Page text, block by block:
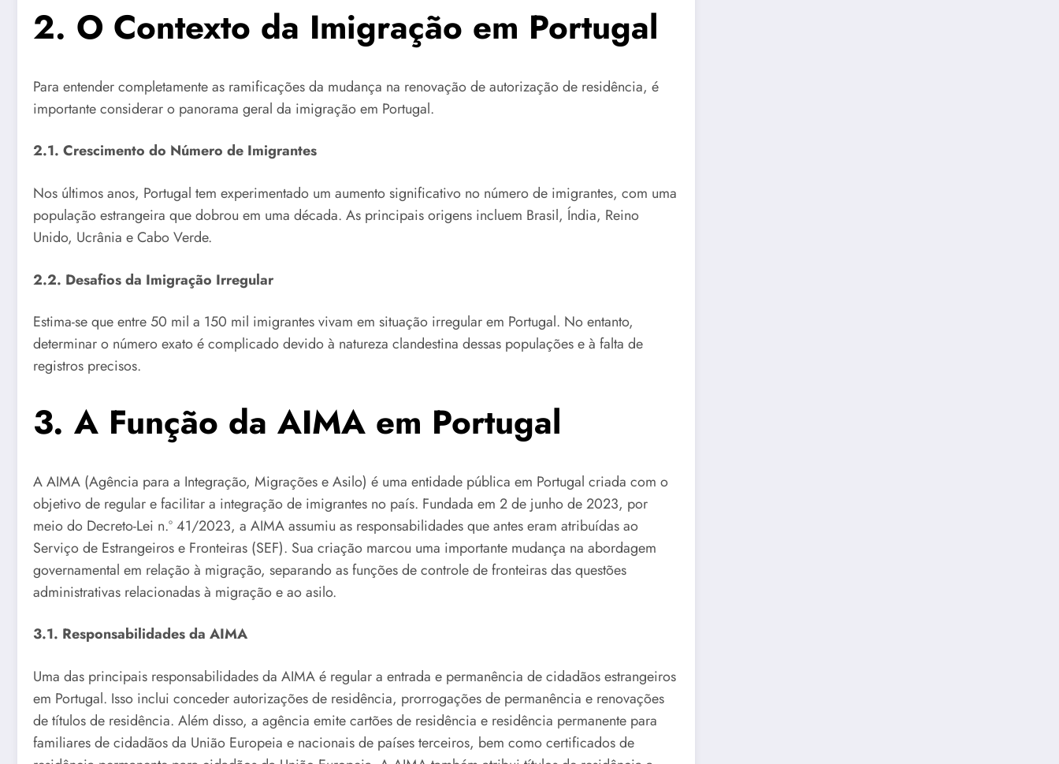
2. O Contexto da Imigração em Portugal
Para entender completamente as ramificações da mudança na renovação de autorização de residência, é
importante considerar o panorama geral da imigração em Portugal.
2.1. Crescimento do Número de Imigrantes
Nos últimos anos, Portugal tem experimentado um aumento significativo no número de imigrantes, com uma
população estrangeira que dobrou em uma década. As principais origens incluem Brasil, Índia, Reino
Unido, Ucrânia e Cabo Verde.
2.2. Desafios da Imigração Irregular
Estima-se que entre 50 mil a 150 mil imigrantes vivam em situação irregular em Portugal. No entanto,
determinar o número exato é complicado devido à natureza clandestina dessas populações e à falta de
registros precisos.
3. A Função da AIMA em Portugal
A AIMA (Agência para a Integração, Migrações e Asilo) é uma entidade pública em Portugal criada com o
objetivo de regular e facilitar a integração de imigrantes no país. Fundada em 2 de junho de 2023, por
meio do Decreto-Lei n.º 41/2023, a AIMA assumiu as responsabilidades que antes eram atribuídas ao
Serviço de Estrangeiros e Fronteiras (SEF). Sua criação marcou uma importante mudança na abordagem
governamental em relação à migração, separando as funções de controle de fronteiras das questões
administrativas relacionadas à migração e ao asilo.
3.1. Responsabilidades da AIMA
Uma das principais responsabilidades da AIMA é regular a entrada e permanência de cidadãos estrangeiros
em Portugal. Isso inclui conceder autorizações de residência, prorrogações de permanência e renovações
de títulos de residência. Além disso, a agência emite cartões de residência e residência permanente para
familiares de cidadãos da União Europeia e nacionais de países terceiros, bem como certificados de